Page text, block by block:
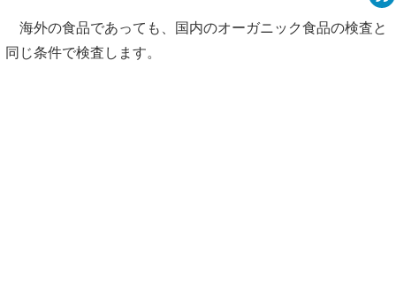
海外の食品であっても、国内のオーガニック食品の検査と
同じ条件で検査します。